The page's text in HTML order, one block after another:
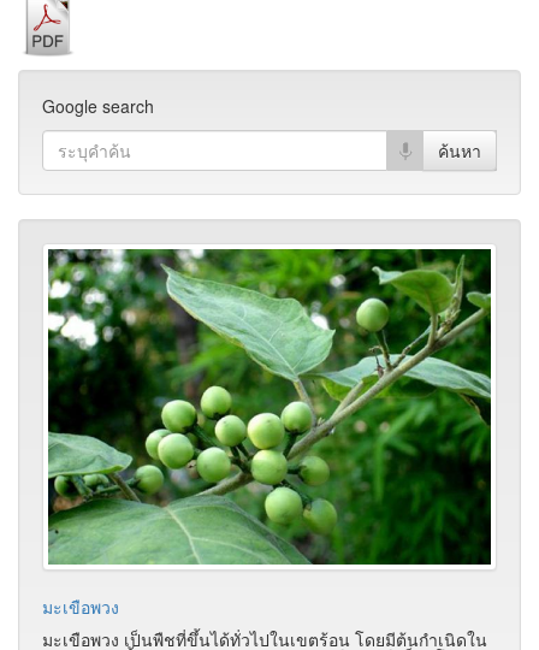
Google search
มะเขือพวง
มะเขือพวง เป็นพืชที่ขึ้นได้ทั่วไปในเขตร้อน โดยมีต้นกำเนิดใน